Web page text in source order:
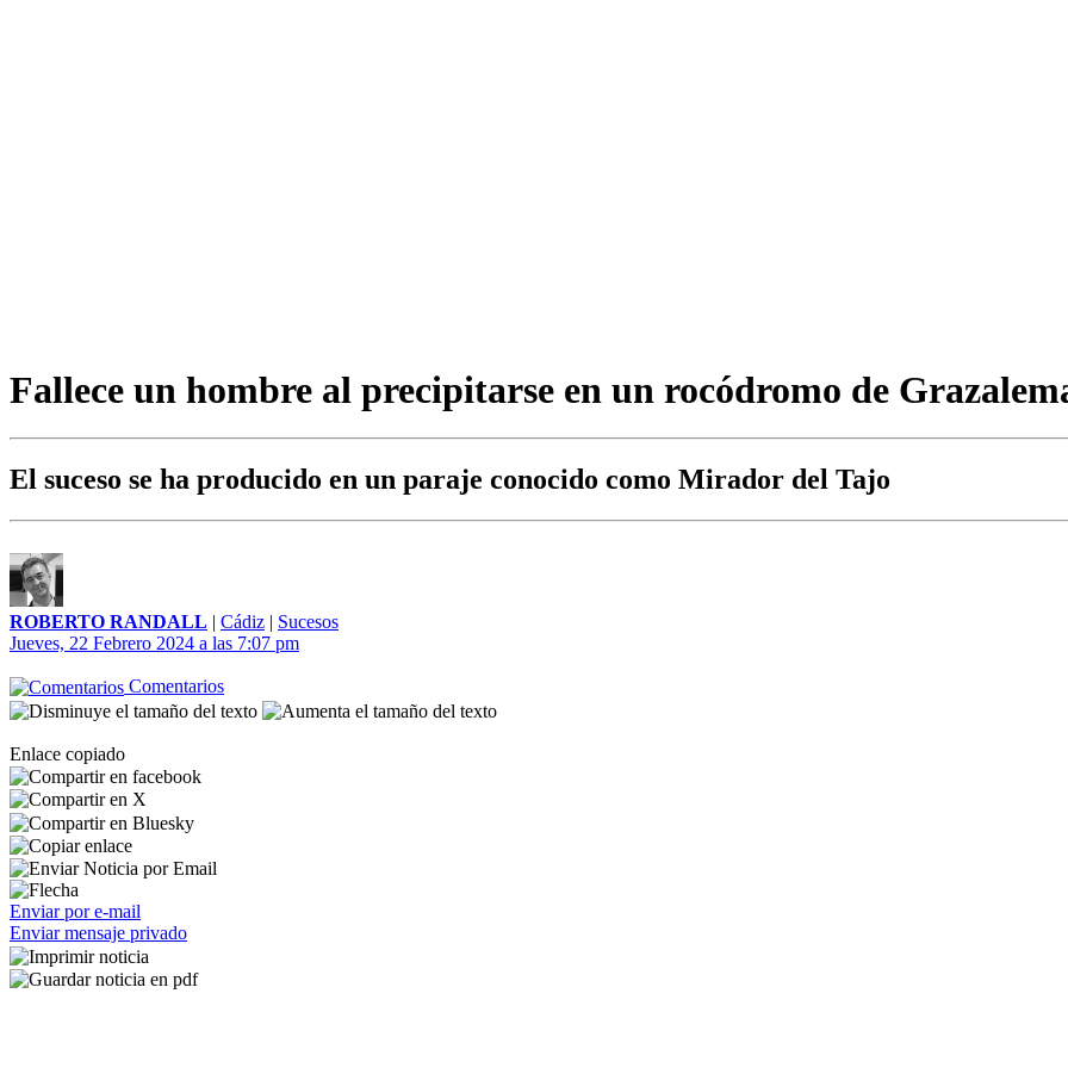
Fallece un hombre al precipitarse en un rocódromo de
El suceso se ha producido en un paraje conocido como Mirador del Tajo
ROBERTO RANDALL | Cádiz | Sucesos
Jueves, 22 Febrero 2024 a las 7:07 pm
Comentarios
Enlace copiado
Enviar por e-mail
Enviar mensaje privado